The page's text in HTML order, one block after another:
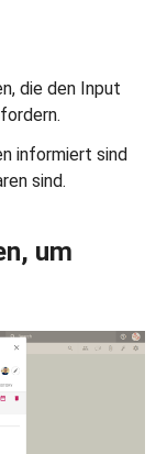
die den Input
informiert sind
sind.
um